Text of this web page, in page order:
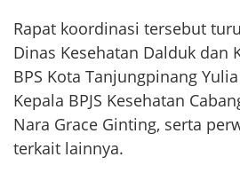
Rapat koordinasi tersebut
Dinas Kesehatan Dalduk dan
BPS Kota Tanjungpinang
Kepala BPJS Kesehatan
Nara Grace Ginting, serta
terkait lainnya.